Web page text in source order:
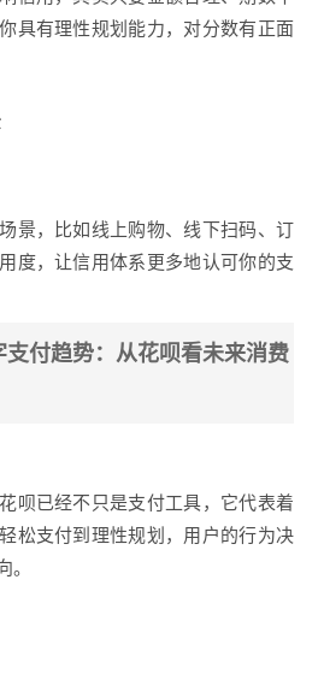
具有理性规划能力，对分数有正面
景，比如线上购物、线下扫码、订
度，让信用体系更多地认可你的支
付趋势：从花呗看未来消费
呗已经不只是支付工具，它代表着
松支付到理性规划，用户的行为决